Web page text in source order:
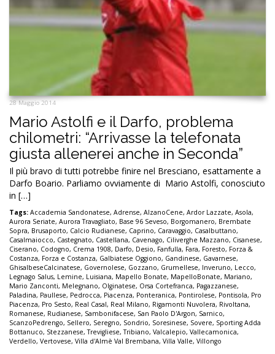
28 Maggio 2014
Mario Astolfi e il Darfo, problema
chilometri: “Arrivasse la telefonata
giusta allenerei anche in Seconda”
Il più bravo di tutti potrebbe finire nel Bresciano, esattamente a
Darfo Boario. Parliamo ovviamente di Mario Astolfi, conosciuto
in […]
Tags: Accademia Sandonatese, Adrense, AlzanoCene, Ardor Lazzate, Asola,
Aurora Seriate, Aurora Travagliato, Base 96 Seveso, Borgomanero, Brembate
Sopra, Brusaporto, Calcio Rudianese, Caprino, Caravaggio, Casalbuttano,
Casalmaiocco, Castegnato, Castellana, Cavenago, Ciliverghe Mazzano, Cisanese,
Ciserano, Codogno, Crema 1908, Darfo, Desio, Fanfulla, Fara, Foresto, Forza &
Costanza, Forza e Costanza, Galbiatese Oggiono, Gandinese, Gavarnese,
GhisalbeseCalcinatese, Governolese, Gozzano, Grumellese, Inveruno, Lecco,
Legnago Salus, Lemine, Luisiana, Mapello Bonate, MapelloBonate, Mariano,
Mario Zanconti, Melegnano, Olginatese, Orsa Cortefranca, Pagazzanese,
Paladina, Paullese, Pedrocca, Piacenza, Ponteranica, Pontirolese, Pontisola, Pro
Piacenza, Pro Sesto, Real Casal, Real Milano, Rigamonti Nuvolera, Rivoltana,
Romanese, Rudianese, Sambonifacese, San Paolo D'Argon, Sarnico,
ScanzoPedrengo, Sellero, Seregno, Sondrio, Soresinese, Sovere, Sporting Adda
Bottanuco, Stezzanese,Trevigliese,Tribiano, Valcalepio, Vallecamonica,
Verdello, Vertovese, Villa d'Almè Val Brembana, Villa Valle, Villongo